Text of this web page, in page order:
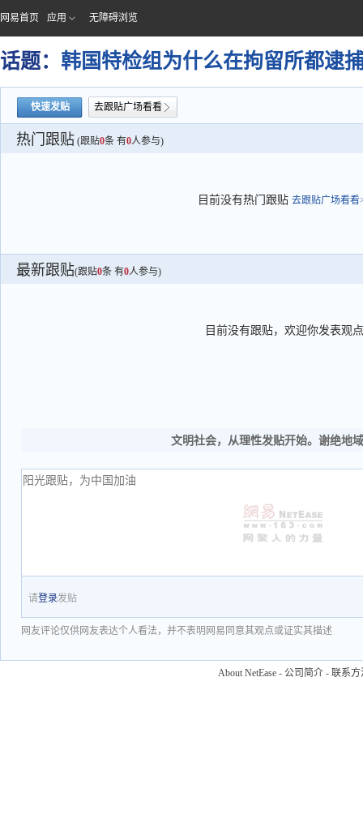
网易首页 应用 无障碍浏览
话题： 韩国特检组为什么在拘留所都逮
快速发贴 去跟贴广场看看
热门跟贴 (跟贴0条 有0人参与)
目前没有热门跟贴 去跟贴广场看看
最新跟贴(跟贴0条 有0人参与)
目前没有跟贴，欢迎你发表观点
文明社会，从理性发贴开始。谢绝地
请登录发贴
网友评论仅供网友表达个人看法，并不表明网易同意其观点或证实其描述
About NetEase - 公司简介 - 联系方